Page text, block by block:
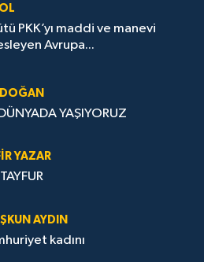
PKK’yı maddi ve manevi
Avrupa...
YAŞIYORUZ
YAZAR
AYDIN
kadını